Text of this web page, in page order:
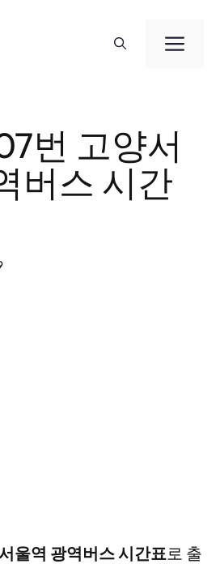
메
번 고양서
버스 시간
울역 광역버스 시간표로 출